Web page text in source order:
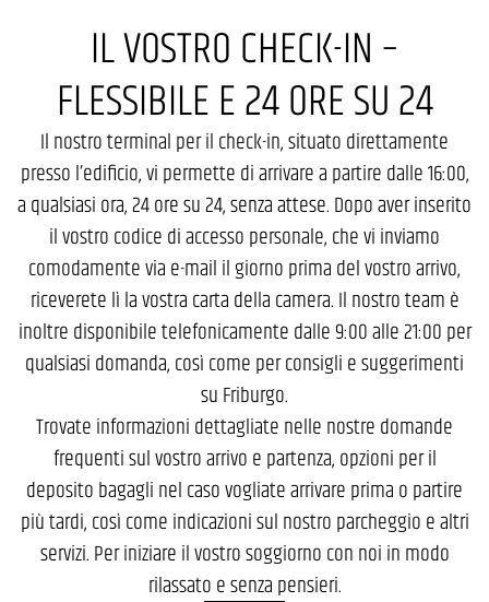
IL VOSTRO CHECK-IN –
FLESSIBILE E 24 ORE SU 24
Il nostro terminal per il check-in, situato direttamente
presso l’edificio, vi permette di arrivare a partire dalle 16:00,
a qualsiasi ora, 24 ore su 24, senza attese. Dopo aver inserito
il vostro codice di accesso personale, che vi inviamo
comodamente via e-mail il giorno prima del vostro arrivo,
riceverete lì la vostra carta della camera. Il nostro team è
inoltre disponibile telefonicamente dalle 9:00 alle 21:00 per
qualsiasi domanda, così come per consigli e suggerimenti
su Friburgo.
Trovate informazioni dettagliate nelle nostre domande
frequenti sul vostro arrivo e partenza, opzioni per il
deposito bagagli nel caso vogliate arrivare prima o partire
più tardi, così come indicazioni sul nostro parcheggio e altri
servizi. Per iniziare il vostro soggiorno con noi in modo
rilassato e senza pensieri.